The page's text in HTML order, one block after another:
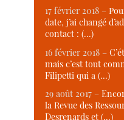
17 février 2018 –
date, j’ai changé
contact : (…)
16 février 2018 –
mais c’est tout
Filipetti qui a (…)
29 août 2017 –
la Revue des
Desrenards et (…)